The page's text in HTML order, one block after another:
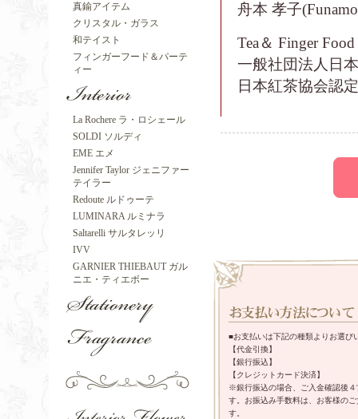
真鍮アイテム
クリスタル・ガラス
和テイスト
フィンガーフード＆パーテ
ィー
La Rochere ラ・ロシェール
SOLDI ソルディ
EME エメ
Jennifer Taylor ジェニファー
テイラー
Redoute ルドゥーテ
LUMINARA ルミナラ
Saltarelli サルタレッリ
IVV
GARNIER THIEBAUT ガル
ニエ・ティエボー
舟本 孝子
Tea＆ Finger
一般社団法人日
日本紅茶協会認
■お支払いは下記の種類よりお選び
【代金引換】
【銀行振込】
【クレジットカード決済】
※銀行振込の場合、ご入金確認後
す。お振込み手数料は、お客様の
す。